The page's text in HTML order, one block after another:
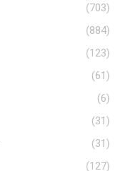
(703)
(884)
(123)
(61)
(6)
(31)
(31)
(127)